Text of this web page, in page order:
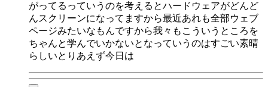
がってるっていうのを考えるとハードウェアがどんど
んスクリーンになってますから最近あれも全部ウェブ
ページみたいなもんですから我々もこういうところを
ちゃんと学んでいかないとなっていうのはすごい素晴
らしいとりあえず今日は